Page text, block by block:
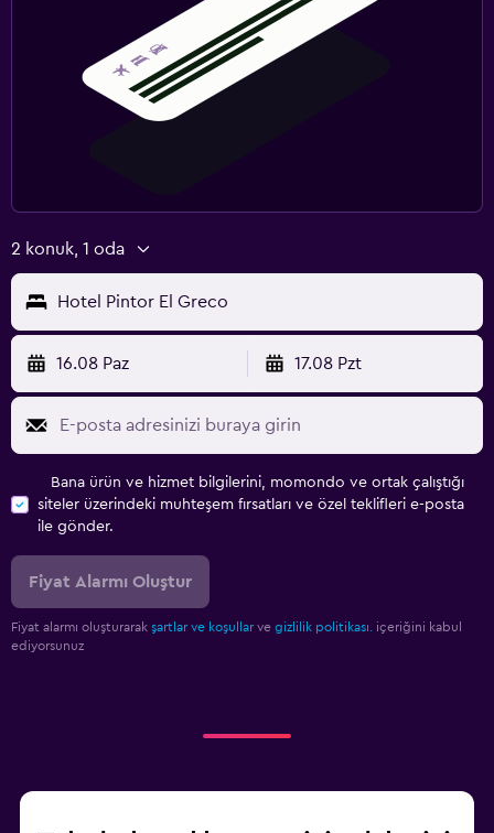
2 konuk, 1 oda
Hotel Pintor El Greco
16.08 Paz 17.08 Pzt
Bana ürün ve hizmet bilgilerini, momondo ve ortak çalıştığı
siteler üzerindeki muhteşem fırsatları ve özel teklifleri e-posta
ile gönder.
Fiyat Alarmı Oluştur
Fiyat alarmı oluşturarak şartlar ve koşullar ve gizlilik politikası.
içeriğini kabul
ediyorsunuz